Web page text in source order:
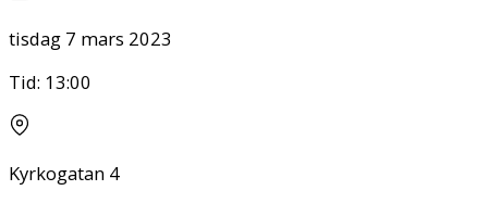
tisdag 7 mars 2023
Tid: 13:00
Kyrkogatan 4